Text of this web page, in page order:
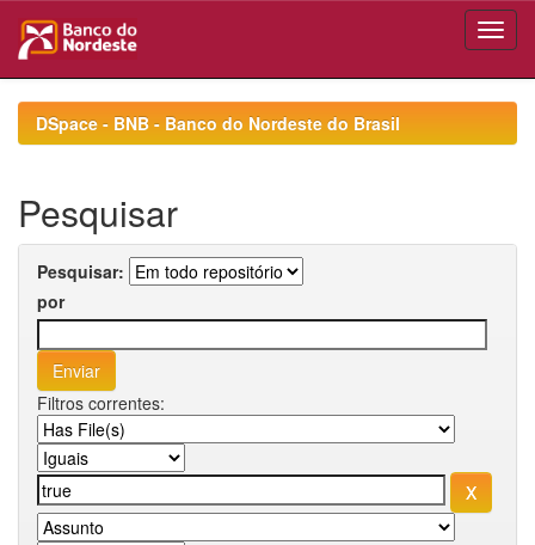
navigationDSpace - BNB - Banco do Nordeste do Brasil
Pesquisar
Pesquisar:
por
Filtros correntes: